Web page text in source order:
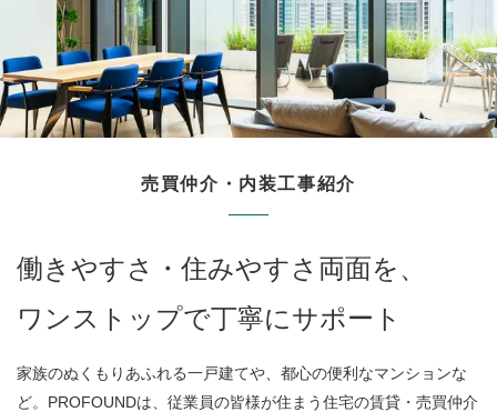
売買仲介・内装工事紹介
働きやすさ・住みやすさ両面を、
ワンストップで丁寧にサポート
家族のぬくもりあふれる一戸建てや、都心の便利なマンションな
ど。PROFOUNDは、従業員の皆様が住まう住宅の賃貸・売買仲介